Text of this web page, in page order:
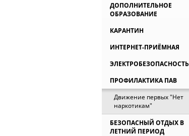
ДОПОЛНИТЕЛЬНОЕ
ОБРАЗОВАНИЕ
КАРАНТИН
ИНТЕРНЕТ-ПРИЁМНАЯ
ЭЛЕКТРОБЕЗОПАСНОСТЬ
ПРОФИЛАКТИКА ПАВ
Движение первых "Нет
наркотикам"
БЕЗОПАСНЫЙ ОТДЫХ В
ЛЕТНИЙ ПЕРИОД